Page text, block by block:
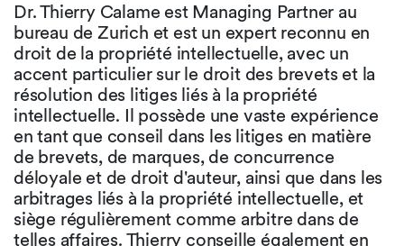
Dr. Thierry Calame est Managing Partner au
bureau de Zurich et est un expert reconnu en
droit de la propriété intellectuelle, avec un
accent particulier sur le droit des brevets et la
résolution des litiges liés à la propriété
intellectuelle. Il possède une vaste expérience
en tant que conseil dans les litiges en matière
de brevets, de marques, de concurrence
déloyale et de droit d'auteur, ainsi que dans les
arbitrages liés à la propriété intellectuelle, et
siège régulièrement comme arbitre dans de
telles affaires. Thierry conseille également en